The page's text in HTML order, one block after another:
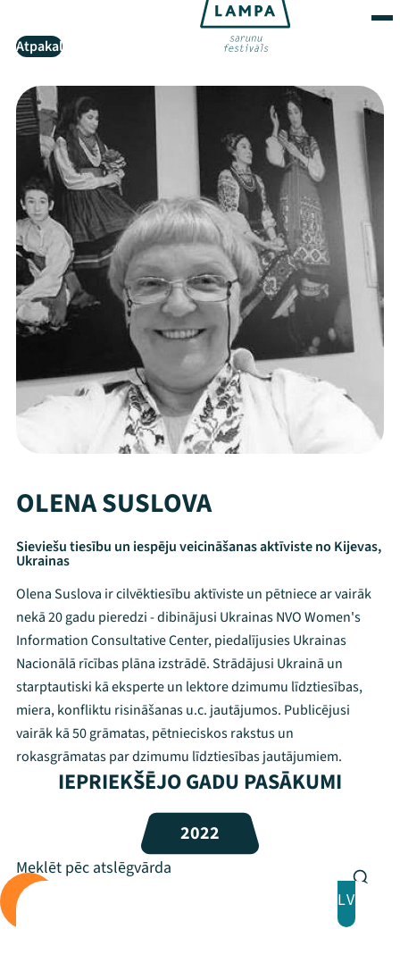
Mana programma
Festivāls
Programma
Atpakaļ
OLENA SUSLOVA
Sieviešu tiesību un iespēju veicināšanas aktīviste no Kijevas,
Ukrainas
Olena Suslova ir cilvēktiesību aktīviste un pētniece ar vairāk
nekā 20 gadu pieredzi - dibinājusi Ukrainas NVO Women's
Information Consultative Center, piedalījusies Ukrainas
Nacionālā rīcības plāna izstrādē. Strādājusi Ukrainā un
starptautiski kā eksperte un lektore dzimumu līdztiesības,
miera, konfliktu risināšanas u.c. jautājumos. Publicējusi
vairāk kā 50 grāmatas, pētnieciskos rakstus un
rokasgrāmatas par dzimumu līdztiesības jautājumiem.
IEPRIEKŠĒJO GADU PASĀKUMI
2022
LV